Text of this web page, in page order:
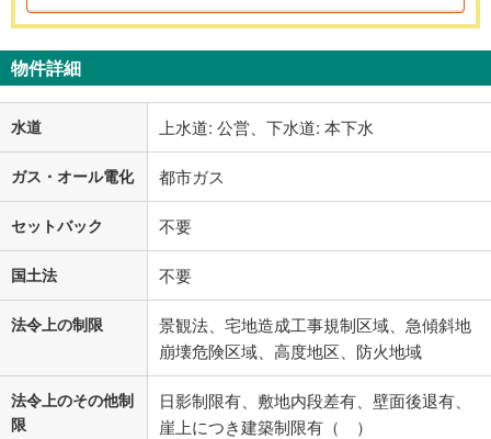
物件詳細
水道 上水道: 公営、下水道: 本下水
ガス・オール電化 都市ガス
セットバック 不要
国土法 不要
法令上の制限
景観法、宅地造成工事規制区域、急傾斜地
崩壊危険区域、高度地区、防火地域
法令上のその他制
限
日影制限有、敷地内段差有、壁面後退有、
崖上につき建築制限有（ ）